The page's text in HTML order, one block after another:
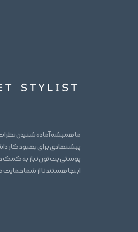
ما همیشه آماده شنیدن
پیشنهادی برای بهبود کار
پوستی پت تون نیاز به کمک
اینجا هستند تا از شما حمایت